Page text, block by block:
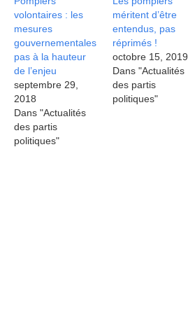
volontaires : les
mesures
gouvernementales
pas à la hauteur
de l’enjeu
septembre 29,
2018
Dans "Actualités
des partis
politiques"
méritent d’être
entendus, pas
réprimés !
octobre 15, 2019
Dans "Actualités
des partis
politiques"